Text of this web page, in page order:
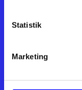
Statistik
Marketing